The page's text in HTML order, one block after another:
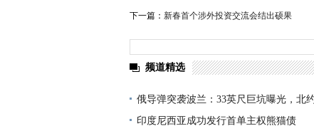
下一篇： 新春首个涉外投资交流会结出硕果
频道精选
俄导弹突袭波兰：33英尺巨坑曝光，北
印度尼西亚成功发行首单主权熊猫债